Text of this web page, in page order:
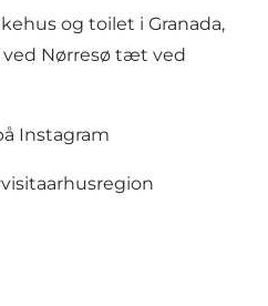
og toilet i Granada,
Nørresø tæt ved
Instagram